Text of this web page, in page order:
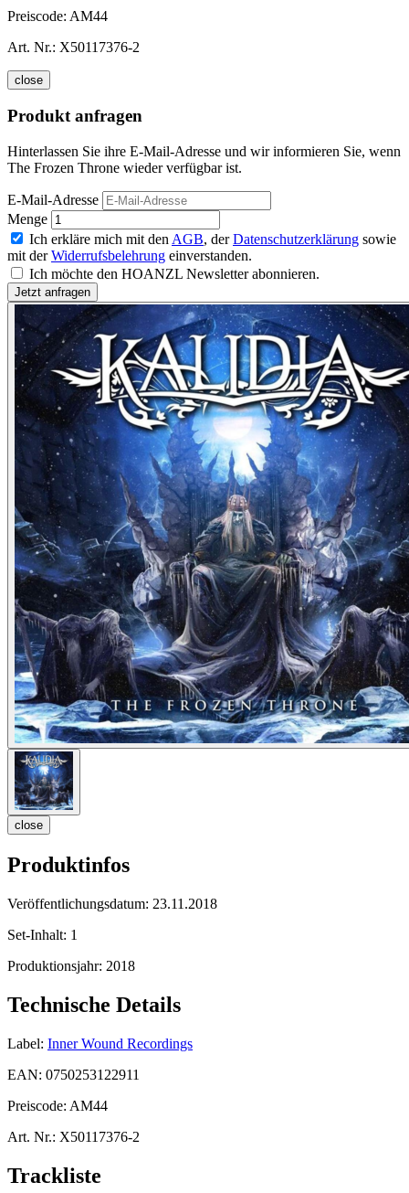
Preiscode: AM44
Art. Nr.: X50117376-2
close
Produkt anfragen
Hinterlassen Sie ihre E-Mail-Adresse und wir informieren Sie, wenn
The Frozen Throne wieder verfügbar ist.
E-Mail-Adresse
Menge
Ich erkläre mich mit den AGB, derDatenschutzerklärung sowie
mit derWiderrufsbelehrung einverstanden.
Ich möchte den HOANZL Newsletter abonnieren.
close
Produktinfos
Veröffentlichungsdatum: 23.11.2018
Set-Inhalt: 1
Produktionsjahr: 2018
Technische Details
Label: Inner Wound Recordings
EAN: 0750253122911
Preiscode: AM44
Art. Nr.: X50117376-2
Trackliste